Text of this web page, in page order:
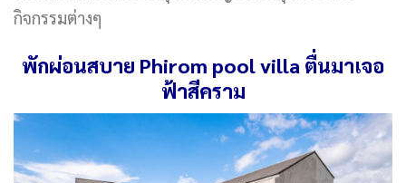
กิจกรรมต่างๆ
พักผ่อนสบาย Phirom pool villa ตื่นมาเจอ
ฟ้าสีคราม